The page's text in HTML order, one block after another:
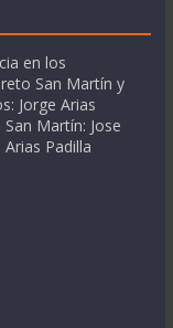
en los
San Martín y
Jorge Arias
Martín: Jose
Padilla